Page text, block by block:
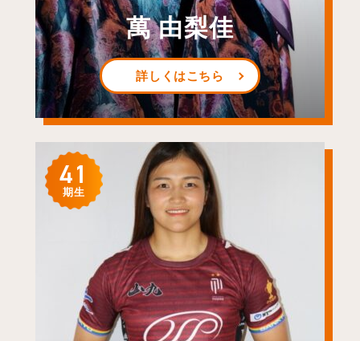
萬 由梨佳
詳しくはこちら
41
期生